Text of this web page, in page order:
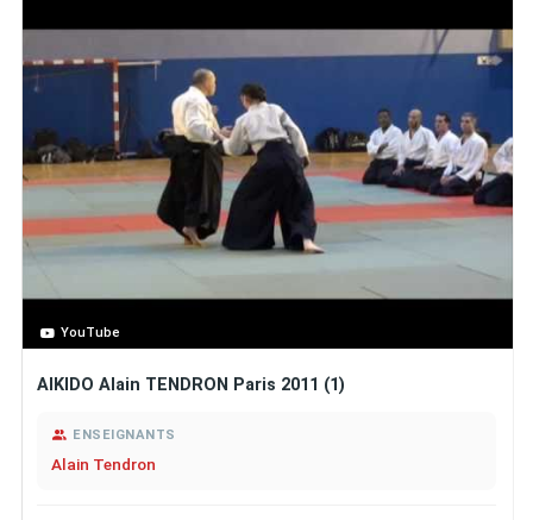
YouTube
AIKIDO Alain TENDRON Paris 2011 (1)
ENSEIGNANTS
Alain Tendron